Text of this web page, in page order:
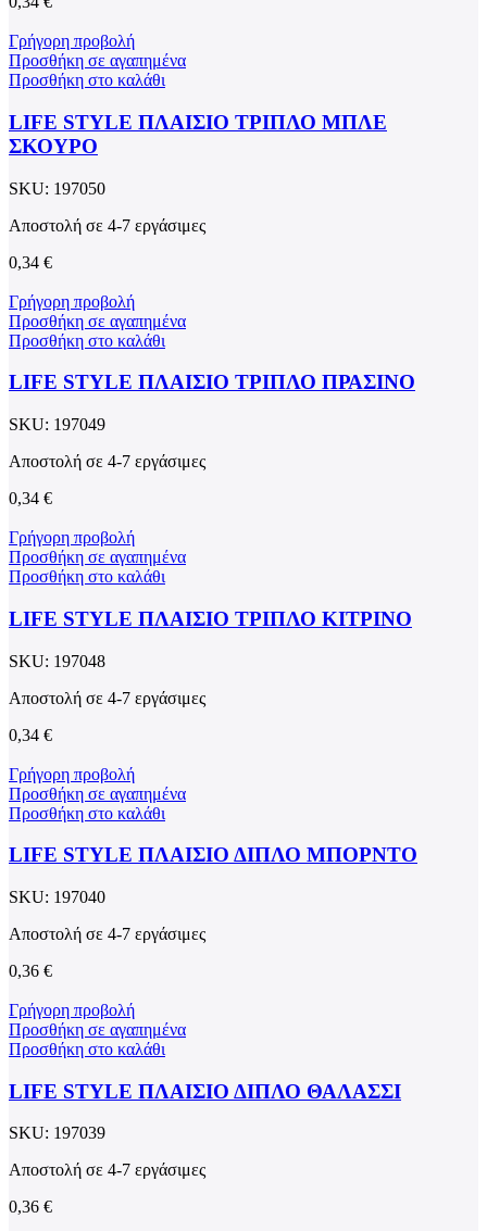
Γρήγορη προβολή
Προσθήκη σε αγαπημένα
Προσθήκη στο καλάθι
LIFE STYLE ΠΛΑΙΣΙΟ ΤΡΙΠΛΟ ΜΠΛΕ
ΣΚΟΥΡΟ
SKU: 197050
Αποστολή σε 4-7 εργάσιμες
0,34 €
Γρήγορη προβολή
Προσθήκη σε αγαπημένα
Προσθήκη στο καλάθι
LIFE STYLE ΠΛΑΙΣΙΟ ΤΡΙΠΛΟ ΠΡΑΣΙΝΟ
SKU: 197049
Αποστολή σε 4-7 εργάσιμες
0,34 €
Γρήγορη προβολή
Προσθήκη σε αγαπημένα
Προσθήκη στο καλάθι
LIFE STYLE ΠΛΑΙΣΙΟ ΤΡΙΠΛΟ ΚΙΤΡΙΝΟ
SKU: 197048
Αποστολή σε 4-7 εργάσιμες
0,34 €
Γρήγορη προβολή
Προσθήκη σε αγαπημένα
Προσθήκη στο καλάθι
LIFE STYLE ΠΛΑΙΣΙΟ ΔΙΠΛΟ ΜΠΟΡΝΤΟ
SKU: 197040
Αποστολή σε 4-7 εργάσιμες
0,36 €
Γρήγορη προβολή
Προσθήκη σε αγαπημένα
Προσθήκη στο καλάθι
LIFE STYLE ΠΛΑΙΣΙΟ ΔΙΠΛΟ ΘΑΛΑΣΣΙ
SKU: 197039
Αποστολή σε 4-7 εργάσιμες
0,36 €